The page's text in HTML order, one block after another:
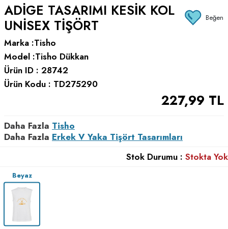
ADIGE TASARIMI KESIK KOL
UNISEX TIŞÖRT
Beğen
Marka :Tisho
Model :Tisho Dükkan
Ürün ID : 28742
Ürün Kodu : TD275290
227,99 TL
Daha Fazla Tisho
Daha Fazla Erkek V Yaka Tişört Tasarımları
Stok Durumu : Stokta Yok
Beyaz